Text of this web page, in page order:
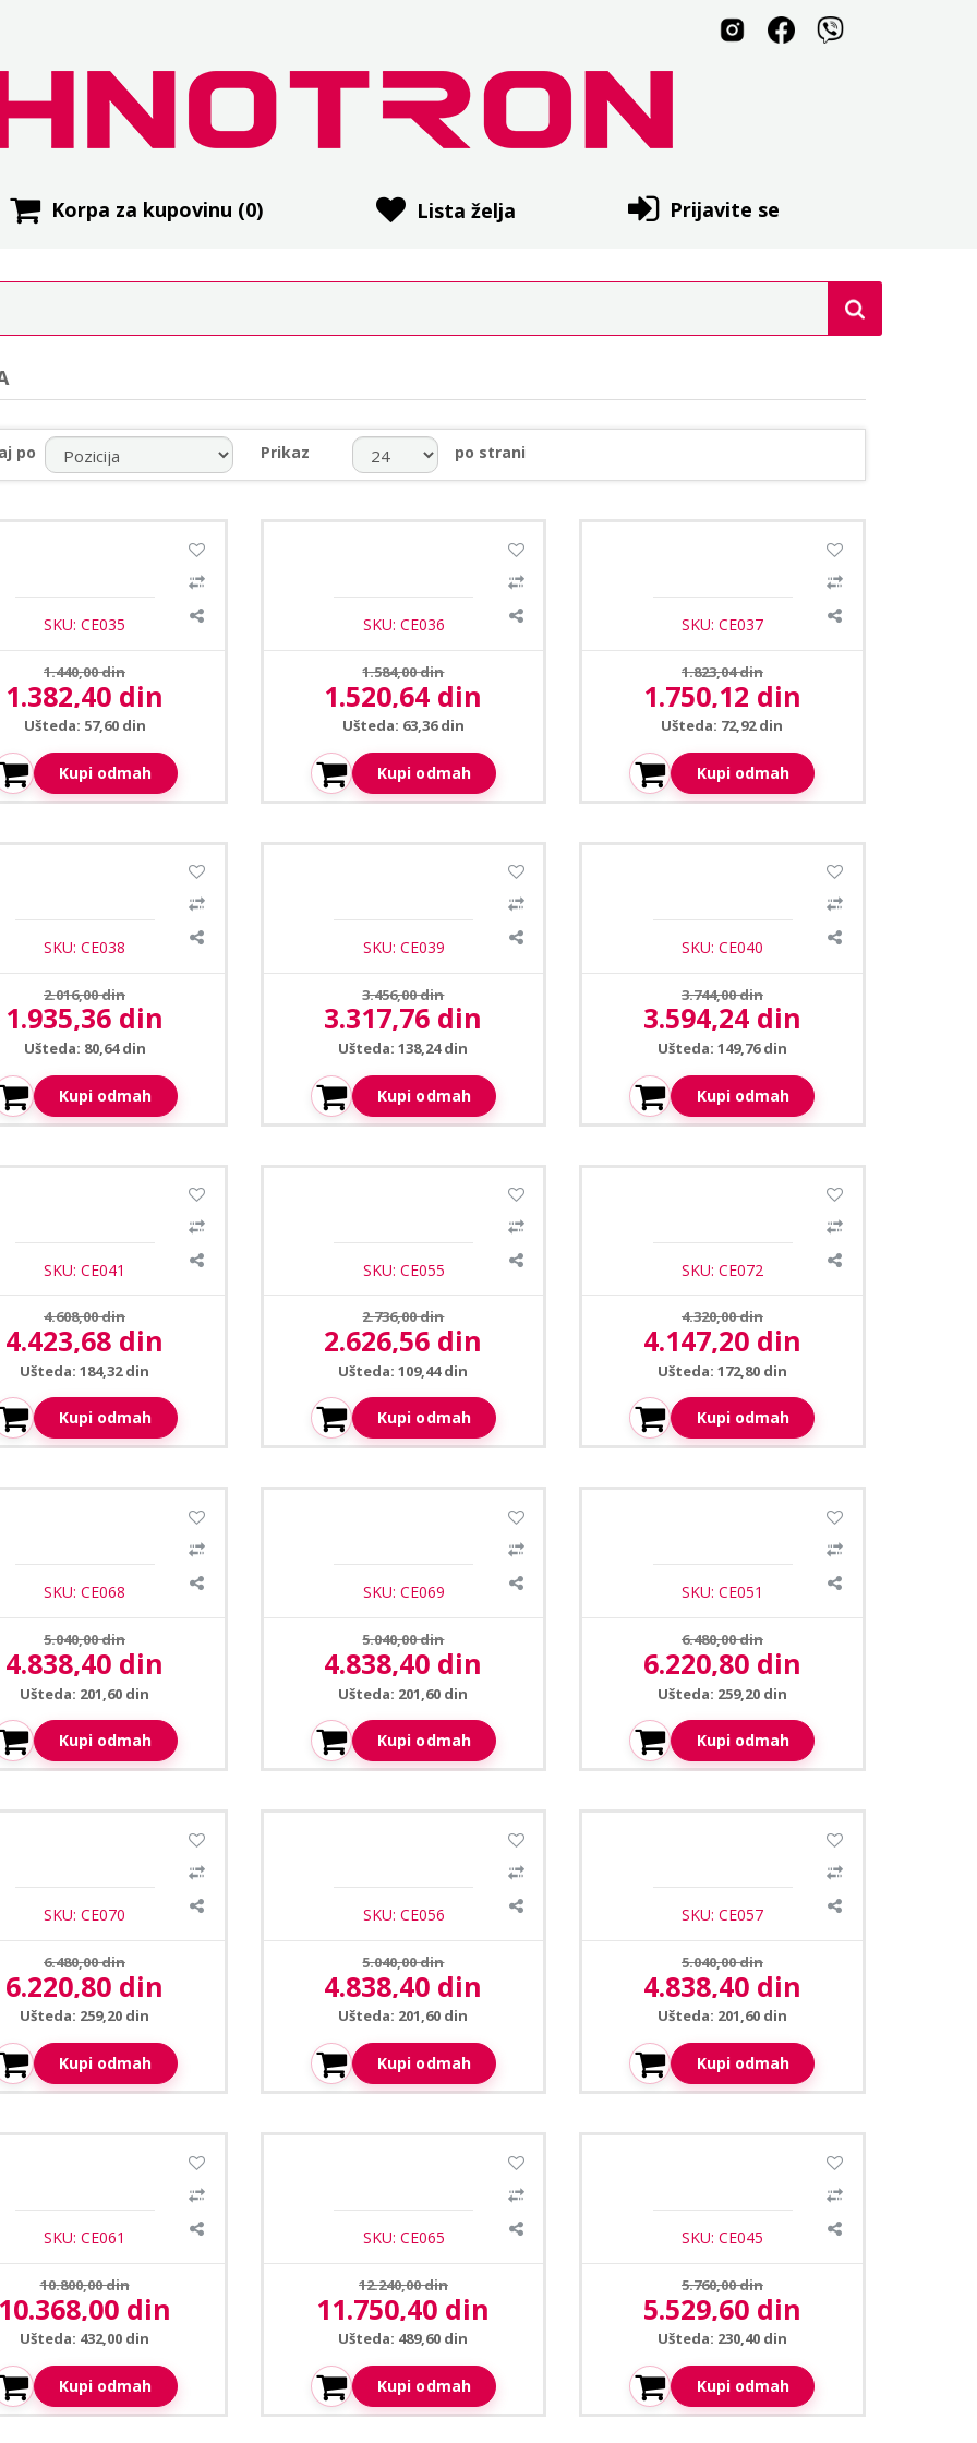
Korpa za kupovinu (0) Lista želja Prijavite se
po Prikaz po strani
CEH-304T plafonski zvucnik
SKU: CE035
Prethodna cena:
1.440,00 din
Aktuelna cena:
1.382,40 din
Ušteda: 57,60 din
Kupi odmah
Ceopa CEH-305T plafonski zvucnik
SKU: CE036
Prethodna cena:
1.584,00 din
Aktuelna cena:
1.520,64 din
Ušteda: 63,36 din
Kupi odmah
SKU: CE037
Prethodna cena:
1.823,04 din
Aktuelna cena:
1.750,12 din
Ušteda: 72,92 din
Kupi odmah
CEH-306T plafonski zvucnik
SKU: CE038
Prethodna cena:
2.016,00 din
1.935,36 din
Ušteda: 80,64 din
Kupi odmah
Ceopa CEH-21T plafonski zvucnik
SKU: CE039
Prethodna cena:
3.456,00 din
Aktuelna cena:
3.317,76 din
Ušteda: 138,24 din
Kupi odmah
Ceopa CEH-22T plafonski zvucnik
SKU: CE040
Prethodna cena:
3.744,00 din
Aktuelna cena:
3.594,24 din
Ušteda: 149,76 din
Kupi odmah
CEH-23T plafonski zvucnik
SKU: CE041
Prethodna cena:
4.608,00 din
Aktuelna cena:
4.423,68 din
Ušteda: 184,32 din
Kupi odmah
Ceopa CE-18 zidni zvucnik 5-10W
SKU: CE055
Prethodna cena:
2.736,00 din
Aktuelna cena:
2.626,56 din
Ušteda: 109,44 din
Kupi odmah
SKU: CE072
Prethodna cena:
4.320,00 din
Aktuelna cena:
4.147,20 din
Ušteda: 172,80 din
Kupi odmah
CE-105B/4 zidni zvucnik
SKU: CE068
Prethodna cena:
5.040,00 din
Aktuelna cena:
4.838,40 din
Ušteda: 201,60 din
Kupi odmah
Ceopa CE-105W/4 zidni zvucnik
SKU: CE069
Prethodna cena:
5.040,00 din
Aktuelna cena:
4.838,40 din
Ušteda: 201,60 din
Kupi odmah
Ceopa CE-105B/5 zidni zvucnik
SKU: CE051
Prethodna cena:
6.480,00 din
Aktuelna cena:
6.220,80 din
Ušteda: 259,20 din
Kupi odmah
CE-105W/5 zidni zvucnik
SKU: CE070
Prethodna cena:
6.480,00 din
Aktuelna cena:
6.220,80 din
Ušteda: 259,20 din
Kupi odmah
Ceopa CE-710TB viseci zvucnik
SKU: CE056
Prethodna cena:
5.040,00 din
Aktuelna cena:
4.838,40 din
Ušteda: 201,60 din
Kupi odmah
Ceopa CE-710TW viseci zvucnik
SKU: CE057
Prethodna cena:
5.040,00 din
Aktuelna cena:
4.838,40 din
Ušteda: 201,60 din
Kupi odmah
CE-S61 spoljašnji zvucnik u
SKU: CE061
Prethodna cena:
10.800,00 din
Aktuelna cena:
din
Ušteda: 432,00 din
Kupi odmah
Ceopa CE-2011SP22 spoljašnji
SKU: CE065
Prethodna cena:
12.240,00 din
Aktuelna cena:
11.750,40 din
Ušteda: 489,60 din
Kupi odmah
SKU: CE045
Prethodna cena:
5.760,00 din
Aktuelna cena:
5.529,60 din
Ušteda: 230,40 din
Kupi odmah